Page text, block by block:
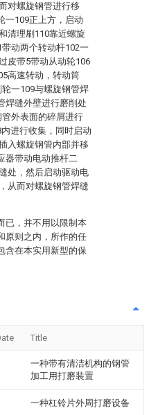
对螺旋钢管进行移
一109正上方，启动
清理刷110靠近螺旋
动两个转动杆102一
皮带5带动从动轮106
高速转动，转动筒
一109与螺旋钢管焊
焊缝外壁进行磨削处
外表面的碎屑进行
进行收集，同时启动
入螺旋钢管内部并移
器带动电动推杆二
处，然后启动驱动电
从而对螺旋钢管焊缝
已，并不用以限制本
原则之内，所作的任
含在本实用新型的保
Title
一种带有清洁机构的钢管
加工用打磨装置
一种杠铃片外周打磨设备